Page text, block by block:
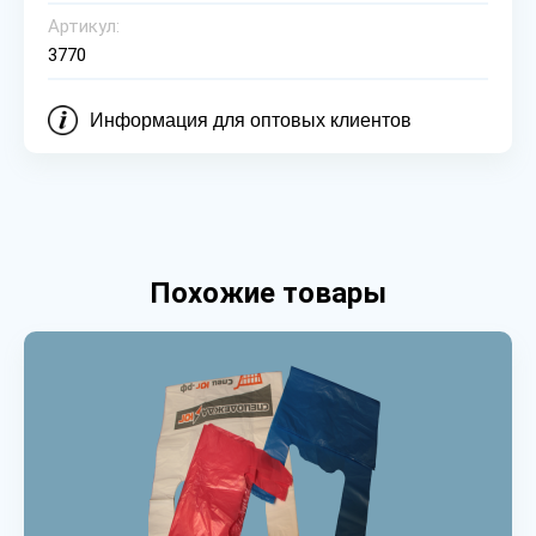
Артикул:
3770
Информация для оптовых клиентов
Похожие товары